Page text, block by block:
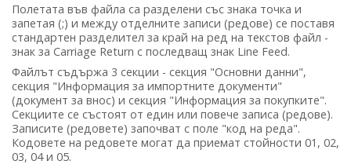
Полетата във файла са разделени със знака точка и
запетая (;) и между отделните записи (редове) се поставя
стандартен разделител за край на ред на текстов файл -
знак за Carriage Return с последващ знак Line Feed.
Файлът съдържа 3 секции - секция "Основни данни",
секция "Информация за импортните документи"
(документ за внос) и секция "Информация за покупките".
Секциите се състоят от един или повече записа (редове).
Записите (редовете) започват с поле "код на реда".
Кодовете на редовете могат да приемат стойности 01, 02,
03, 04 и 05.